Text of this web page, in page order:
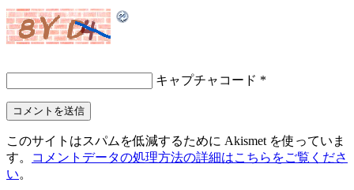
キャプチャコード *
このサイトはスパムを低減するために Akismet を使っていま
す。
コメントデータの処理方法の詳細はこちらをご覧くださ
い。